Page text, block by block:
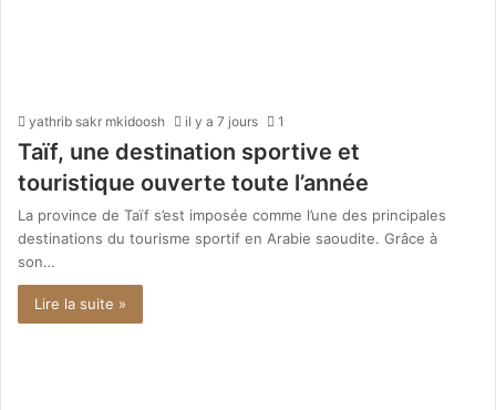
yathrib sakr mkidoosh il y a 7 jours 1
Taïf, une destination sportive et
touristique ouverte toute l’année
La province de Taïf s’est imposée comme l’une des principales
destinations du tourisme sportif en Arabie saoudite. Grâce à
son…
Lire la suite »